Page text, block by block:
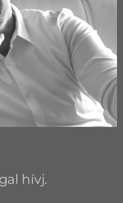
hívj.